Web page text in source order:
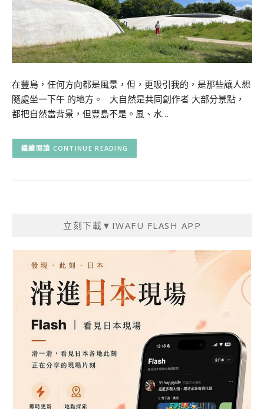
在豐島，任何方向都是風景，但，更吸引我的，是那些讓人想
隨處坐一下午 的地方。 大自然是共同創作者 大部分景點，
都把自然當背景，但豐島不是。風、水…
CONTINUE READING
立刻下載▼IWAFU FLASH APP